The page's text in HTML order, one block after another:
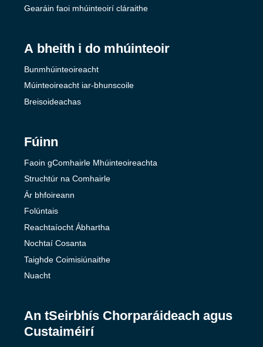
Gearáin faoi mhúinteoirí cláraithe
A bheith i do mhúinteoir
Bunmhúinteoireacht
Múinteoireacht iar-bhunscoile
Breisoideachas
Fúinn
Faoin gComhairle Mhúinteoireachta
Struchtúr na Comhairle
Ár bhfoireann
Folúntais
Reachtaíocht Ábhartha
Nochtaí Cosanta
Taighde Coimisiúnaithe
Nuacht
An tSeirbhís Chorparáideach agus
Custaiméirí